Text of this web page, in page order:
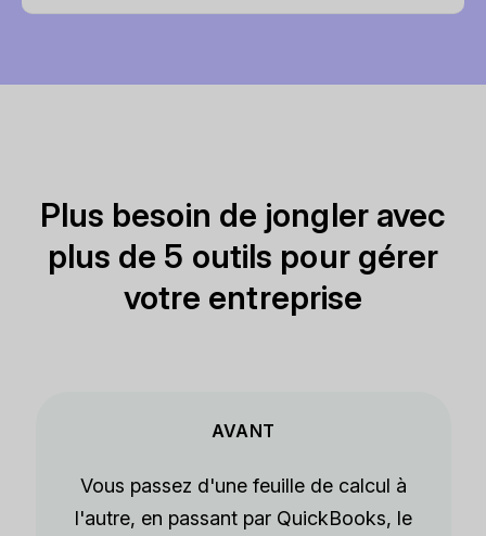
Plus besoin de jongler avec
plus de 5 outils pour gérer
votre entreprise
AVANT
Vous passez d'une feuille de calcul à
l'autre, en passant par QuickBooks, le